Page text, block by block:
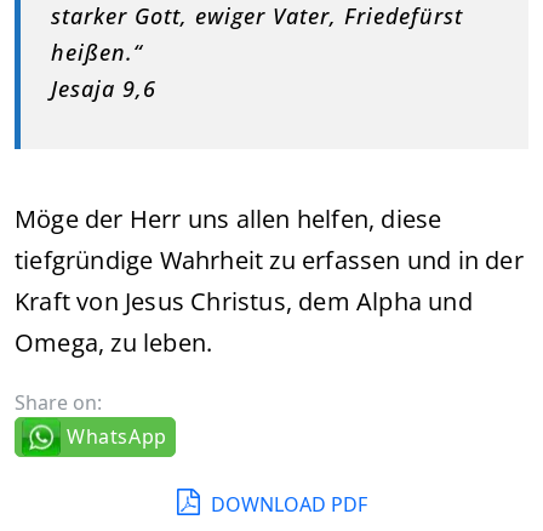
starker Gott, ewiger Vater, Friedefürst
heißen.“
Jesaja 9,6
Möge der Herr uns allen helfen, diese
tiefgründige Wahrheit zu erfassen und in der
Kraft von Jesus Christus, dem Alpha und
Omega, zu leben.
Share on:
WhatsApp
DOWNLOAD PDF